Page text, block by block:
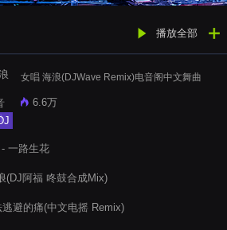
播放全部
女唱 海浪(DJWave Remix)电音阁中文舞曲
6.6万
一路生花
(DJ阿福 咚鼓合成Mix)
避的痛(中文电摇 Remix)